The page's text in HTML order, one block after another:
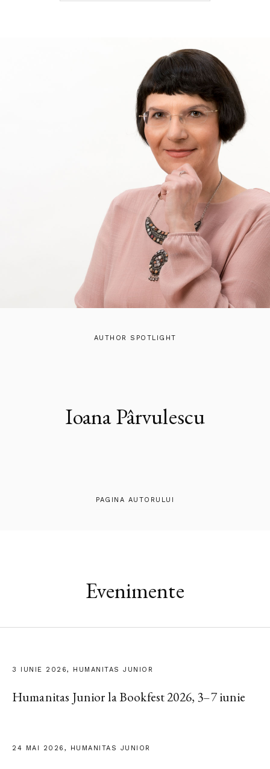
AUTHOR SPOTLIGHT
Ioana Pârvulescu
PAGINA AUTORULUI
Evenimente
3 IUNIE 2026, HUMANITAS JUNIOR
Humanitas Junior la Bookfest 2026, 3–7 iunie
24 MAI 2026, HUMANITAS JUNIOR